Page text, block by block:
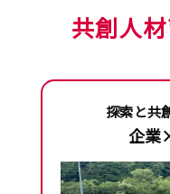
共創人
探索と共
企業